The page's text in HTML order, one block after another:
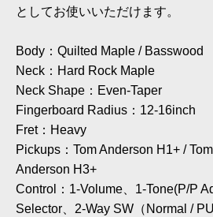
としてお使いいただけます。
Body：Quilted Maple / Basswood
Neck：Hard Rock Maple
Neck Shape：Even-Taper
Fingerboard Radius：12-16inch
Fret：Heavy
Pickups：Tom Anderson H1+ /
Anderson H3+
Control：1-Volume、1-Tone(P/P
Selector、2-Way SW（Normal /